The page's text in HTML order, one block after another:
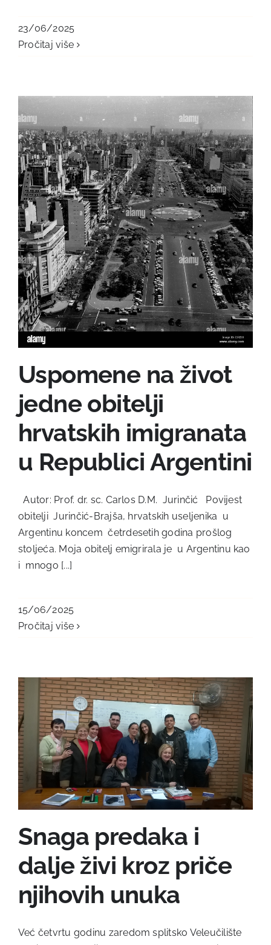
23/06/2025
Pročitaj više
Uspomene na život
jedne obitelji
hrvatskih imigranata
u Republici Argentini
Autor: Prof. dr. sc. Carlos D.M. Jurinčić Povijest
obitelji Jurinčić-Brajša, hrvatskih useljenika u
Argentinu koncem četrdesetih godina prošlog
stoljeća. Moja obitelj emigrirala je u Argentinu kao
i mnogo [...]
15/06/2025
Pročitaj više
Snaga predaka i
dalje živi kroz priče
njihovih unuka
Već četvrtu godinu zaredom splitsko Veleučilište